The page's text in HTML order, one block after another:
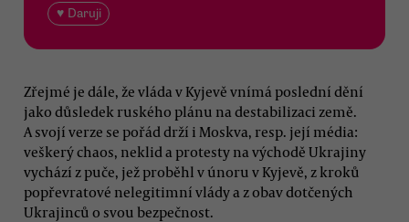
♥ Daruji
Zřejmé je dále, že vláda v Kyjevě vnímá poslední dění
jako důsledek ruského plánu na destabilizaci země.
A svojí verze se pořád drží i Moskva, resp. její média:
veškerý chaos, neklid a protesty na východě Ukrajiny
vychází z puče, jež proběhl v únoru v Kyjevě, z kroků
popřevratové nelegitimní vlády a z obav dotčených
Ukrajinců o svou bezpečnost.